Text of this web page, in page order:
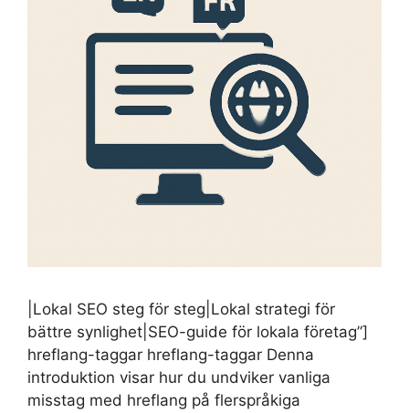
|Lokal SEO steg för steg|Lokal strategi för
bättre synlighet|SEO-guide för lokala företag”]
hreflang-taggar hreflang-taggar Denna
introduktion visar hur du undviker vanliga
misstag med hreflang på flerspråkiga